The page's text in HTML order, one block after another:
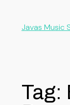
Javas Music
Tag: